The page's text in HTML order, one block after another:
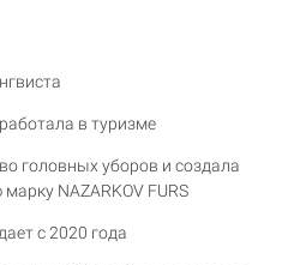
в туризме
головных уборов и создала
NAZARKOV FURS
с 2020 года